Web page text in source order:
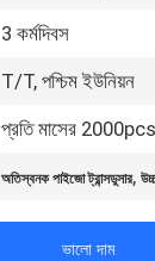
3 কর্মদিবস
T/T, পশ্চিম ইউনিয়ন
প্রতি মাসের 2000pcs
অতিস্বনক পাইজো ট্রান্সডুসার,
ভালো দাম